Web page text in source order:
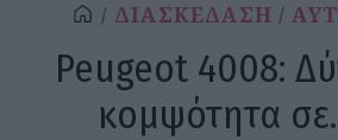
ΔΙΑΣΚΕΔΑΣΗ
Peugeot 4008:
κομψότητα